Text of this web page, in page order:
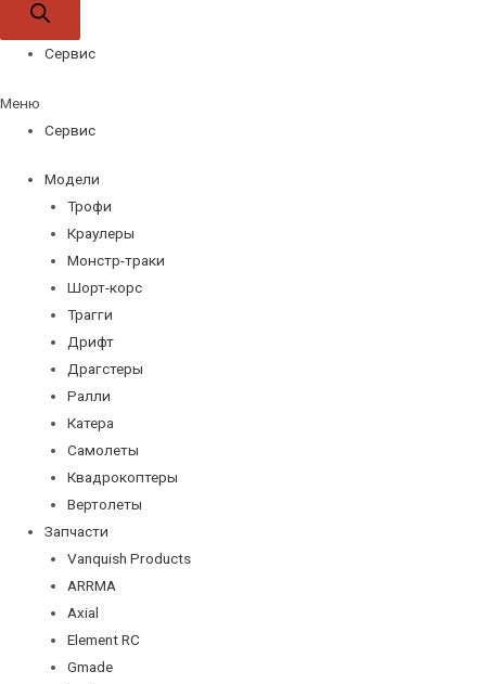
Сервис
Меню
Сервис
Модели
Трофи
Краулеры
Монстр-траки
Шорт-корс
Трагги
Дрифт
Драгстеры
Ралли
Катера
Самолеты
Квадрокоптеры
Вертолеты
Запчасти
Vanquish Products
ARRMA
Axial
Element RC
Gmade